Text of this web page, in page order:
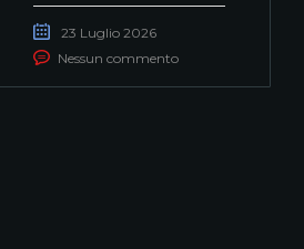
23 Luglio 2026
Nessun commento